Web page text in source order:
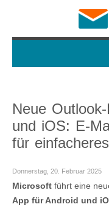
Neue
und iOS: E-
für
Donnerstag, 20. Februar 2025
Microsoft führt eine
App für Android und